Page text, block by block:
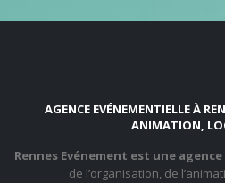
AGENCE EVÉNEMENTIELLE À
ANIMATION,
Rennes Evénement est une
de l’organisation, de